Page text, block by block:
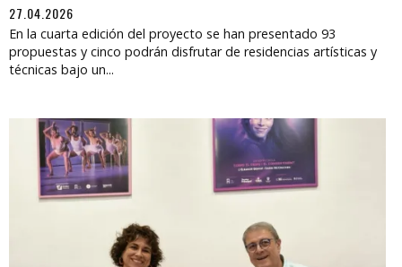
27.04.2026
En la cuarta edición del proyecto se han presentado 93
propuestas y cinco podrán disfrutar de residencias artísticas y
técnicas bajo un...